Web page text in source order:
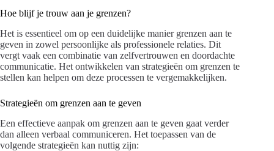
Hoe blijf je trouw aan je grenzen?
Het is essentieel om op een duidelijke manier grenzen aan te
geven in zowel persoonlijke als professionele relaties. Dit
vergt vaak een combinatie van zelfvertrouwen en doordachte
communicatie. Het ontwikkelen van strategieën om grenzen te
stellen kan helpen om deze processen te vergemakkelijken.
Strategieën om grenzen aan te geven
Een effectieve aanpak om grenzen aan te geven gaat verder
dan alleen verbaal communiceren. Het toepassen van de
volgende strategieën kan nuttig zijn: